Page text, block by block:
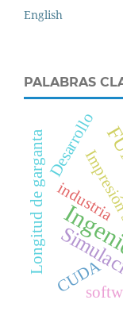
English
PALABRAS
Desarrollo
CUDA
industria
Longitud de garganta